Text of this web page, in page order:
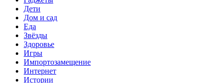
Дети
Дом и сад
Еда
Звёзды
Здоровье
Игры
Импортозамещение
Интернет
Истории